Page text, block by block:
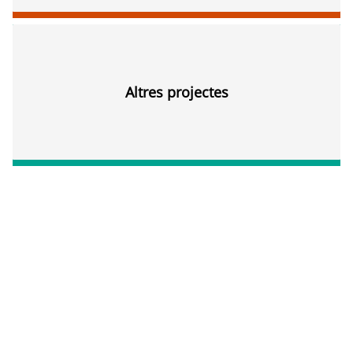
Altres projectes